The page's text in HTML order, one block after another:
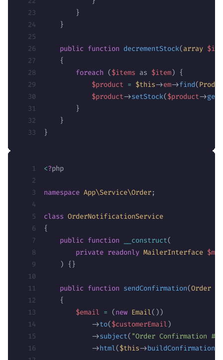
        }
    }
    public
function decrementStock(array
    {
        foreach
($items as $item) {
            $product
= $this->em->find(
            $product
->setStock($product->
        }
    }
}
<?php
namespace App\Service\Order;
class OrderNotificationService
{
    public
function __construct(
        private
readonly MailerInterface
    ) {}
    public
function sendConfirmation(Order
    {
        $email
= (new Email())
            ->
to($customerEmail)
            ->
subject( "Order Confirmation #{
            ->
html($this->